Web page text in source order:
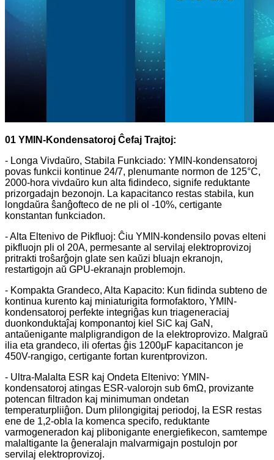
01 YMIN-Kondensatoroj Ĉefaj Trajtoj:
- Longa Vivdaŭro, Stabila Funkciado: YMIN-kondensatoroj
povas funkcii kontinue 24/7, plenumante normon de 125°C,
2000-hora vivdaŭro kun alta fidindeco, signife reduktante
prizorgadajn bezonojn. La kapacitanco restas stabila, kun
longdaŭra ŝanĝofteco de ne pli ol -10%, certigante
konstantan funkciadon.
- Alta Eltenivo de Pikfluoj: Ĉiu YMIN-kondensilo povas elteni
pikfluojn pli ol 20A, permesante al servilaj elektroprovizoj
pritrakti troŝarĝojn glate sen kaŭzi bluajn ekranojn,
restartigojn aŭ GPU-ekranajn problemojn.
- Kompakta Grandeco, Alta Kapacito: Kun fidinda subteno de
kontinua kurento kaj miniaturigita formofaktoro, YMIN-
kondensatoroj perfekte integriĝas kun triageneraciaj
duonkonduktaĵaj komponantoj kiel SiC kaj GaN,
antaŭenigante malpligrandigon de la elektroprovizo. Malgraŭ
ilia eta grandeco, ili ofertas ĝis 1200μF kapacitancon je
450V-rangigo, certigante fortan kurentprovizon.
- Ultra-Malalta ESR kaj Ondeta Eltenivo: YMIN-
kondensatoroj atingas ESR-valorojn sub 6mΩ, provizante
potencan filtradon kaj minimuman ondetan
temperaturpliiĝon. Dum plilongigitaj periodoj, la ESR restas
ene de 1,2-obla la komenca specifo, reduktante
varmogeneradon kaj plibonigante energiefikecon, samtempe
malaltigante la ĝeneralajn malvarmigajn postulojn por
servilaj elektroprovizoj.